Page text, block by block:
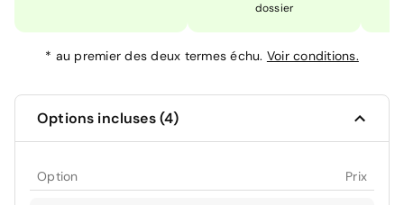
dossier
* au premier des deux termes échu. Voir conditions.
Options incluses (4)
Option Prix